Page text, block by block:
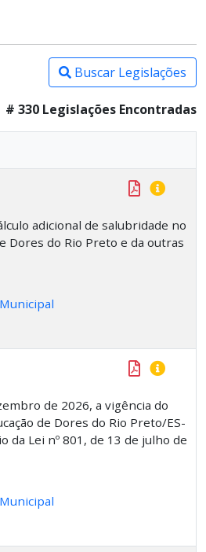
Buscar Legislações
# 330 Legislações Encontradas
adicional de salubridade no
Dores do Rio Preto e da outras
de 2026, a vigência do
de Dores do Rio Preto/ES-
da Lei nº 801, de 13 de julho de